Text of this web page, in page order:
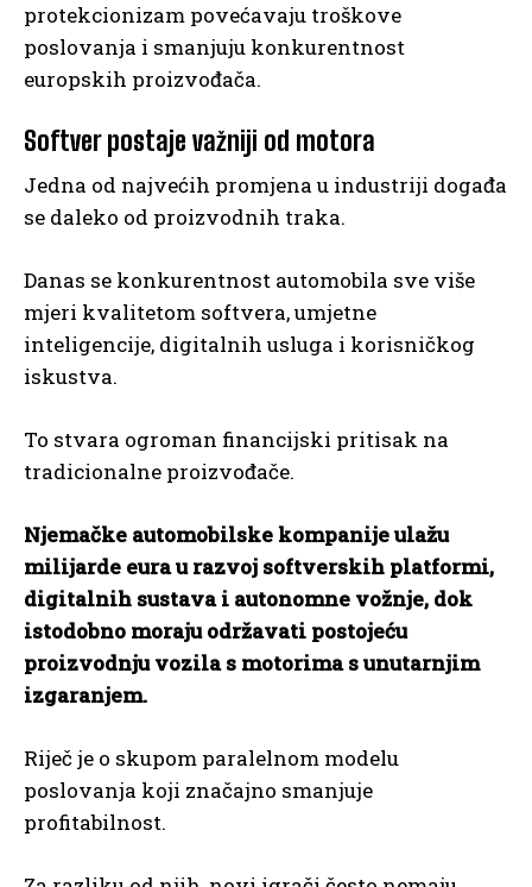
protekcionizam povećavaju troškove
poslovanja i smanjuju konkurentnost
europskih proizvođača.
Softver postaje važniji od motora
Jedna od najvećih promjena u industriji događa
se daleko od proizvodnih traka.
Danas se konkurentnost automobila sve više
mjeri kvalitetom softvera, umjetne
inteligencije, digitalnih usluga i korisničkog
iskustva.
To stvara ogroman financijski pritisak na
tradicionalne proizvođače.
Njemačke automobilske kompanije ulažu
milijarde eura u razvoj softverskih platformi,
digitalnih sustava i autonomne vožnje, dok
istodobno moraju održavati postojeću
proizvodnju vozila s motorima s unutarnjim
izgaranjem.
Riječ je o skupom paralelnom modelu
poslovanja koji značajno smanjuje
profitabilnost.